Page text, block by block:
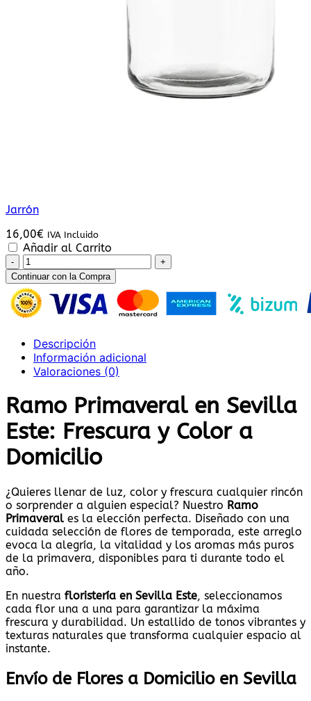
Jarrón
16,00€ IVA Incluido
Añadir al Carrito
Ramo
de
Flores
Primaveral
cantidad
Continuar con la Compra
Descripción
Información adicional
Valoraciones (0)
Ramo Primaveral en Sevilla
Este: Frescura y Color a
Domicilio
¿Quieres llenar de luz, color y frescura cualquier rincón
o sorprender a alguien especial? Nuestro Ramo
Primaveral es la elección perfecta. Diseñado con una
cuidada selección de flores de temporada, este arreglo
evoca la alegría, la vitalidad y los aromas más puros
de la primavera, disponibles para ti durante todo el
año.
En nuestra floristería en Sevilla Este, seleccionamos
cada flor una a una para garantizar la máxima
frescura y durabilidad. Un estallido de tonos vibrantes y
texturas naturales que transforma cualquier espacio al
instante.
Envío de Flores a Domicilio en Sevilla